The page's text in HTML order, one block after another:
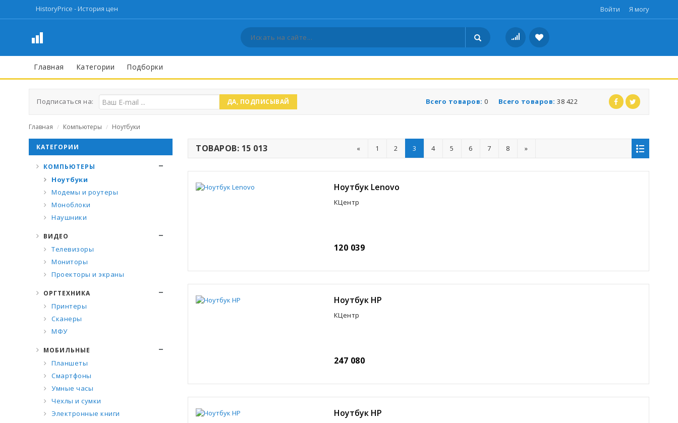
HistoryPrice - История цен Войти Я могу
Главная Категории Подборки
Подписаться на: ДА, ПОДПИСЫВАЙ Всего товаров: 38 422
Всего товаров: 0
Главная / Компьютеры / Ноутбуки
ТОВАРОВ: 15 013 « 1 2 3 4 5 6 7 8 »
Ноутбук Lenovo
КЦентр
120 039
Ноутбук HP
КЦентр
247 080
Ноутбук HP
КАТЕГОРИИ
КОМПЬЮТЕРЫ
Ноутбуки
Модемы и роутеры
Моноблоки
Наушники
ВИДЕО
Телевизоры
Мониторы
Проекторы и экраны
ОРГТЕХНИКА
Принтеры
Сканеры
МФУ
МОБИЛЬНЫЕ
Планшеты
Смартфоны
Умные часы
Чехлы и сумки
Электронные книги